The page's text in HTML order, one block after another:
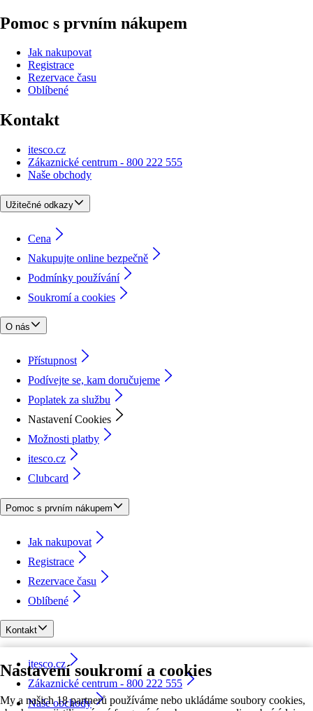
Nastavení soukromí a cookies
My a našich 18 partnerů používáme nebo ukládáme soubory cookies,
Pomoc s prvním nákupem
Jak nakupovat
Registrace
Rezervace času
Oblíbené
Kontakt
itesco.cz
Zákaznické centrum - 800 222 555
Naše obchody
Užitečné odkazy
Cena
Nakupujte online bezpečně
Podmínky používání
Soukromí a cookies
O nás
Přístupnost
Podívejte se, kam doručujeme
Poplatek za službu
Nastavení Cookies
Možnosti platby
itesco.cz
Clubcard
Pomoc s prvním nákupem
Jak nakupovat
Registrace
Rezervace času
Oblíbené
Kontakt
itesco.cz
Zákaznické centrum - 800 222 555
Naše obchody